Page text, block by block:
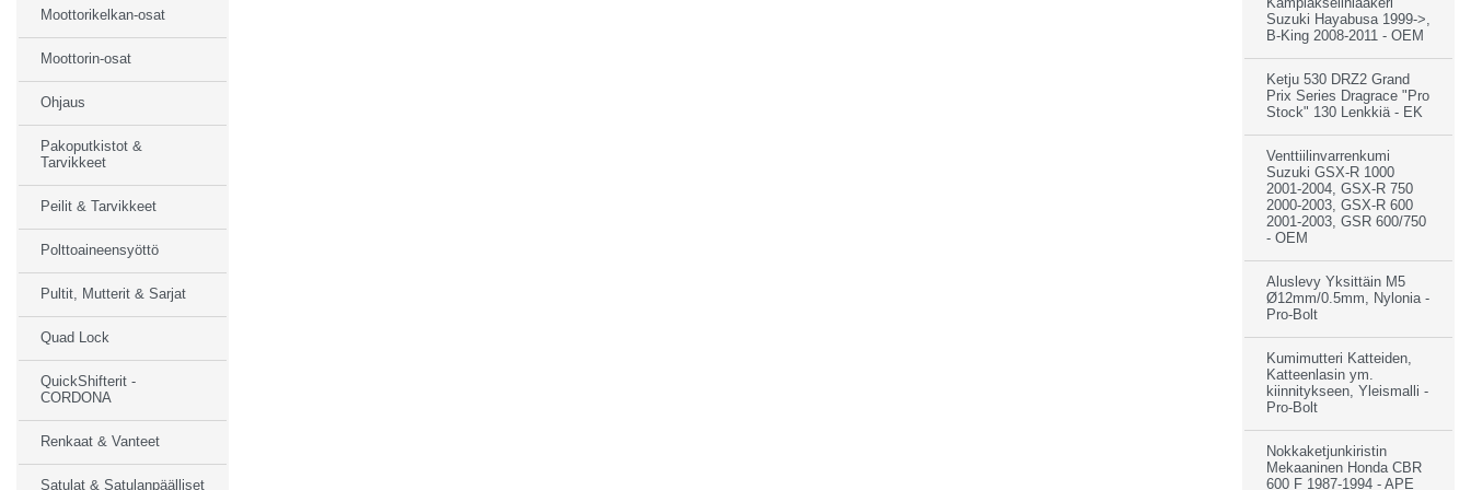
Moottorikelkan-osat
Moottorin-osat
Ohjaus
Pakoputkistot &
Tarvikkeet
Peilit & Tarvikkeet
Polttoaineensyöttö
Pultit, Mutterit & Sarjat
Quad Lock
QuickShifterit -
CORDONA
Renkaat & Vanteet
Satulat & Satulanpäälliset
Suzuki Hayabusa 1999->,
B-King 2008-2011 - OEM
Ketju 530 DRZ2 Grand
Prix Series Dragrace "Pro
Stock" 130 Lenkkiä - EK
Venttiilinvarrenkumi
Suzuki GSX-R 1000
2001-2004, GSX-R 750
2000-2003, GSX-R 600
2001-2003, GSR 600/750
- OEM
Aluslevy Yksittäin M5
Ø12mm/0.5mm, Nylonia -
Pro-Bolt
Kumimutteri Katteiden,
Katteenlasin ym.
kiinnitykseen, Yleismalli -
Pro-Bolt
Nokkaketjunkiristin
Mekaaninen Honda CBR
600 F 1987-1994 - APE